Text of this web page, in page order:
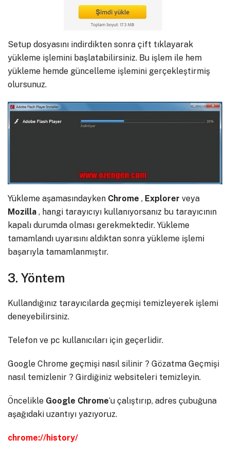
Setup dosyasını indirdikten sonra çift tıklayarak
yükleme işlemini başlatabilirsiniz. Bu işlem ile hem
yükleme hemde güncelleme işlemini gerçekleştirmiş
olursunuz.
Yükleme aşamasındayken Chrome , Explorer veya
Mozilla , hangi tarayıcıyı kullanıyorsanız bu tarayıcının
kapalı durumda olması gerekmektedir. Yükleme
tamamlandı uyarısını aldıktan sonra yükleme işlemi
başarıyla tamamlanmıştır.
3. Yöntem
Kullandığınız tarayıcılarda geçmişi temizleyerek işlemi
deneyebilirsiniz.
Telefon ve pc kullanıcıları için geçerlidir.
Google Chrome geçmişi nasıl silinir ? Gözatma Geçmişi
nasıl temizlenir ? Girdiğiniz websiteleri temizleyin.
Öncelikle Google Chrome‘u çalıştırıp, adres çubuğuna
aşağıdaki uzantıyı yazıyoruz.
chrome://history/